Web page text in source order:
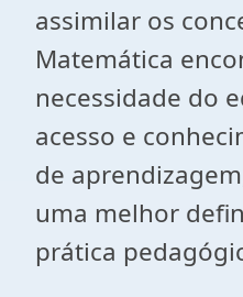
assimilar os
Matemática
necessidade do
acesso e
de
uma melhor
prática